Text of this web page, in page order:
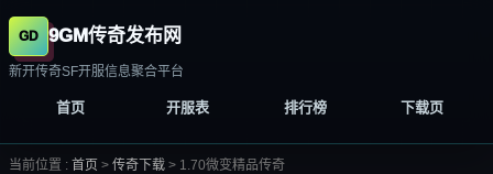
9GM传奇发布网
新开传奇SF开服信息聚合平台
首页 开服表 排行榜 下载页
当前位置 : 首页 > 传奇下载 > 1.70微变精品传奇